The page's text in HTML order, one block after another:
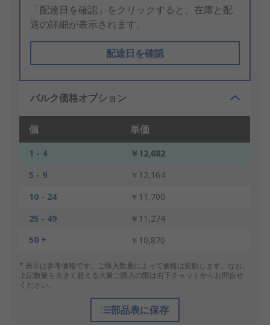
「配達日を確認」をクリックすると、在庫と配
送の詳細が表示されます。
配達日を確認
バルク価格オプション
個 単価
1 - 4
￥12,682
5 - 9
￥12,164
10 - 24
￥11,700
25 - 49
￥11,274
50 +
￥10,870
* 表示は参考価格です。ご購入数量によって価格は変動します。なお、
上記数量を大きく超える大量ご購入の際は右下チャットからお問合せ
ください。
部品表に保存